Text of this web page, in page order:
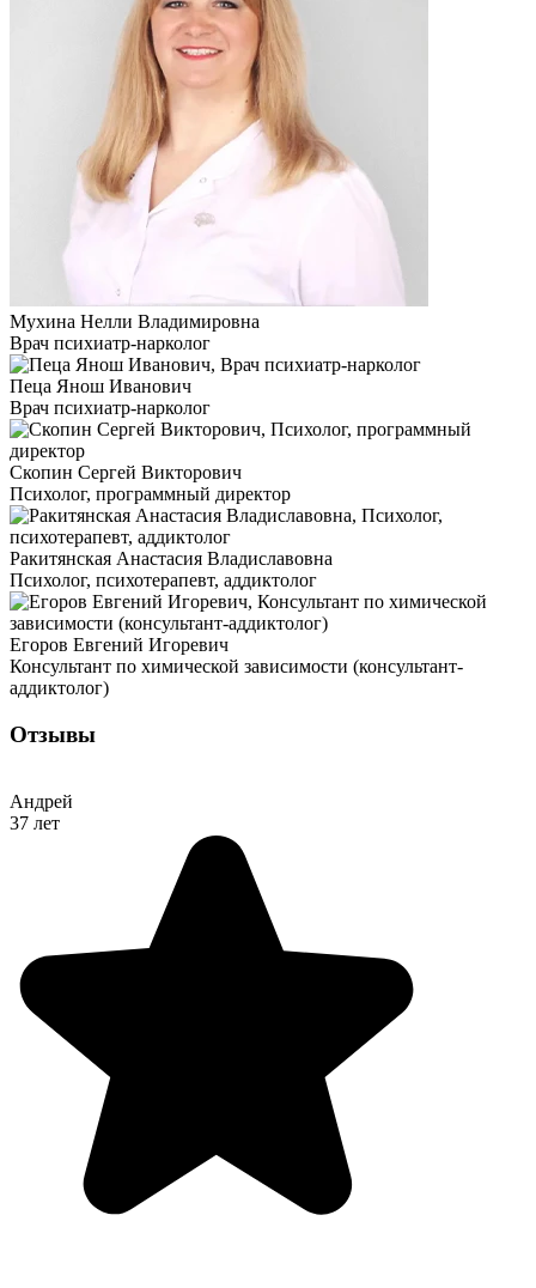
Мухина Нелли Владимировна
Врач психиатр-нарколог
Пеца Янош Иванович
Врач психиатр-нарколог
Скопин Сергей Викторович
Психолог, программный директор
Ракитянская Анастасия Владиславовна
Психолог, психотерапевт, аддиктолог
Егоров Евгений Игоревич
Консультант по химической зависимости (консультант-
аддиктолог)
Отзывы
Андрей
37 лет